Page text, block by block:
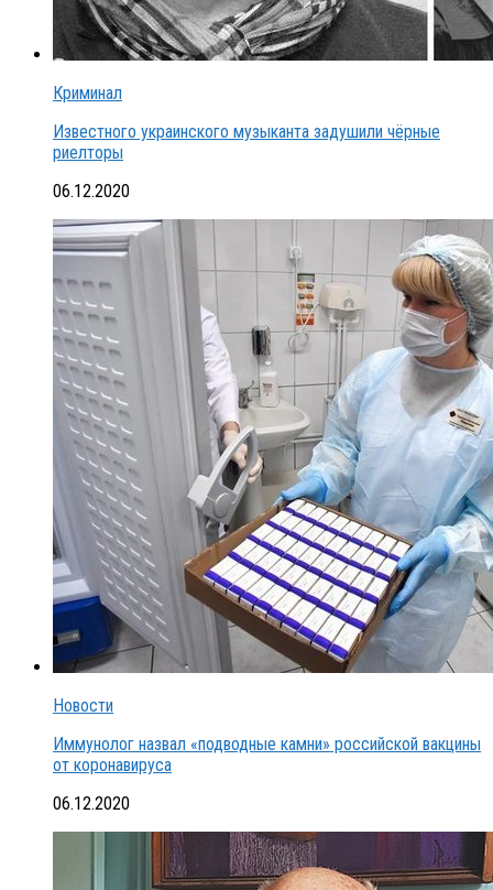
Криминал
Известного украинского музыканта задушили чёрные
риелторы
06.12.2020
Новости
Иммунолог назвал «подводные камни» российской вакцины
от коронавируса
06.12.2020